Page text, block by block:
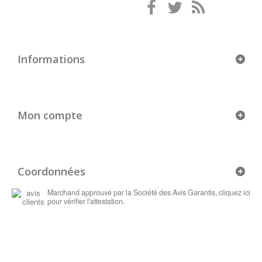
Informations
Mon compte
Coordonnées
Marchand approuvé par la Société des Avis Garantis,cliquez ici
pour vérifier l'attestation.